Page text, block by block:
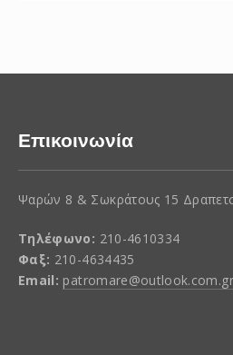
Επικοινωνία
Ψαρών 8 & Σωκράτους 15
Τηλέφωνο: 210-4610334
Φαξ: 210-4634435
Email: patromare@outlook.com.gr